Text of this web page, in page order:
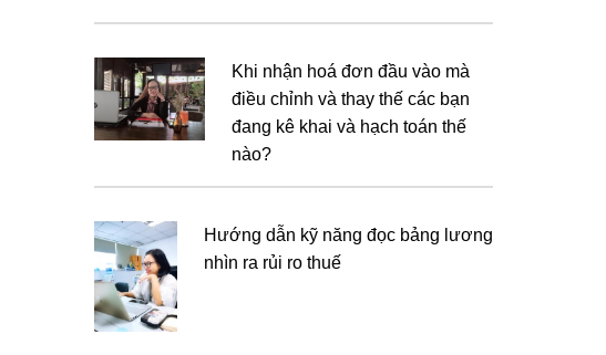
Khi nhận hoá đơn đầu vào mà
điều chỉnh và thay thế các bạn
đang kê khai và hạch toán thế
nào?
Hướng dẫn kỹ năng đọc bảng lương
nhìn ra rủi ro thuế